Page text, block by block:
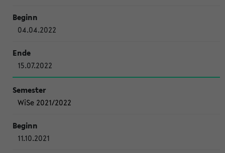
04.04.2022
15.07.2022
WiSe 2021/2022
11.10.2021